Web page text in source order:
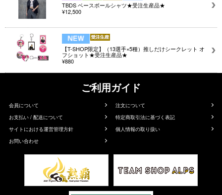
TBDS ベースボールシャツ★受注生産品★
¥12,500
【T-SHOP限定】（13選手×5種）推しだけシークレット オ
フショット★受注生産品★
¥880
ご利用ガイド
会員について
注文について
お支払い / 配送について
特定商取引法に基づく表記
サイトにおける運営管理方針
個人情報の取り扱い
お問い合わせ